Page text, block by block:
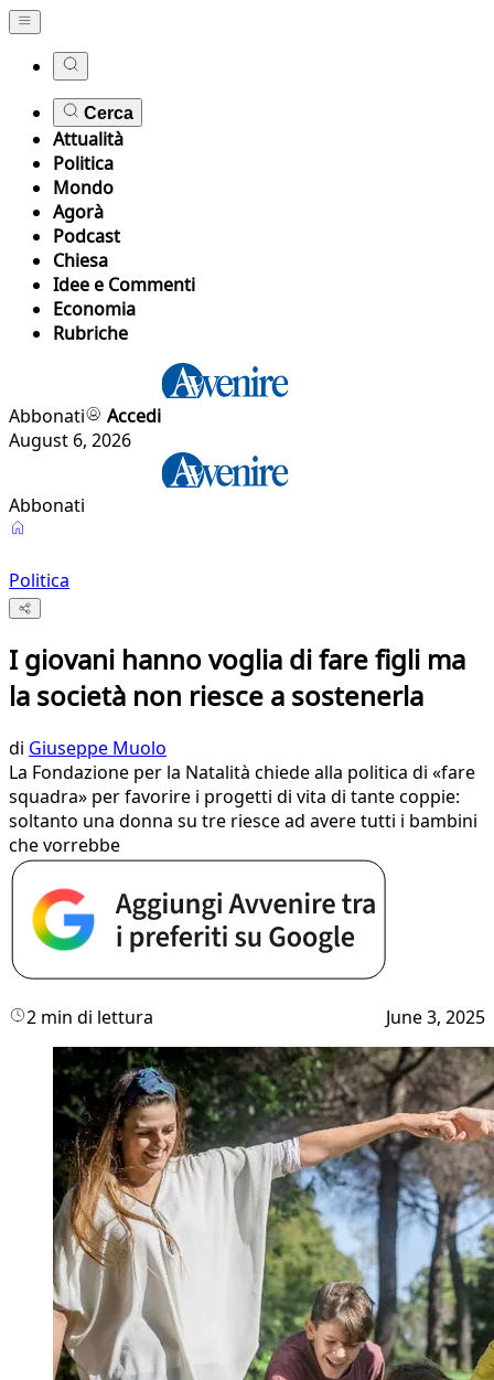
Cerca
Attualità
Politica
Mondo
Agorà
Podcast
Chiesa
Idee e Commenti
Economia
Rubriche
Abbonati
Accedi
August 6, 2026
Abbonati
Politica
I giovani hanno voglia di fare figli ma
la società non riesce a sostenerla
di Giuseppe Muolo
La Fondazione per la Natalità chiede alla politica di «fare
squadra» per favorire i progetti di vita di tante coppie:
soltanto una donna su tre riesce ad avere tutti i bambini
che vorrebbe
2 min di lettura June 3, 2025